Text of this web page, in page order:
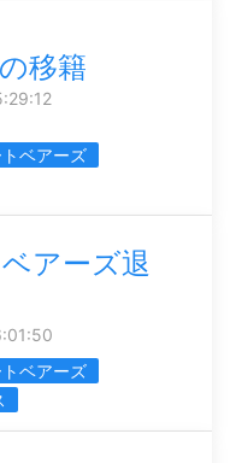
移籍
ベアーズ
アーズ退
ベアーズ